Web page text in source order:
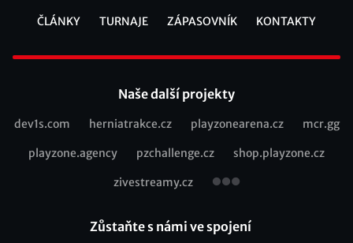
ČLÁNKY TURNAJE ZÁPASOVNÍK KONTAKTY
Naše další projekty
Recommended
dev1s.com herniatrakce.cz playzonearena.cz mcr.gg
playzone.agency pzchallenge.cz shop.playzone.cz
zivestreamy.cz
Zůstaňte s námi ve spojení